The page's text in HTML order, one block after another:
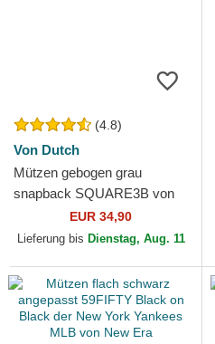
(4.8)
Von Dutch
Mützen gebogen grau
snapback SQUARE3B von
Von DutchEUR 34,90
Lieferung bis Dienstag, Aug. 11